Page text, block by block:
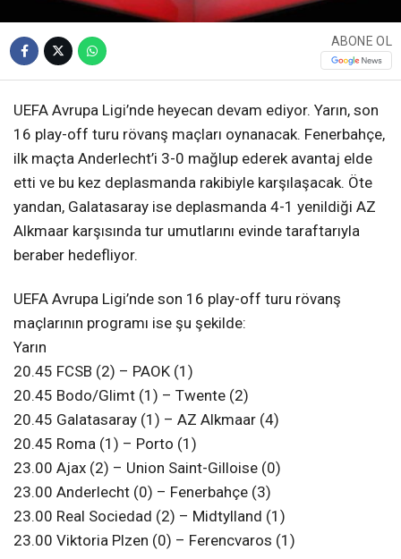
ABONE OL
UEFA Avrupa Ligi’nde heyecan devam ediyor. Yarın, son
16 play-off turu rövanş maçları oynanacak. Fenerbahçe,
ilk maçta Anderlecht’i 3-0 mağlup ederek avantaj elde
etti ve bu kez deplasmanda rakibiyle karşılaşacak. Öte
yandan, Galatasaray ise deplasmanda 4-1 yenildiği AZ
Alkmaar karşısında tur umutlarını evinde taraftarıyla
beraber hedefliyor.
UEFA Avrupa Ligi’nde son 16 play-off turu rövanş
maçlarının programı ise şu şekilde:
Yarın
20.45 FCSB (2) – PAOK (1)
20.45 Bodo/Glimt (1) – Twente (2)
20.45 Galatasaray (1) – AZ Alkmaar (4)
20.45 Roma (1) – Porto (1)
23.00 Ajax (2) – Union Saint-Gilloise (0)
23.00 Anderlecht (0) – Fenerbahçe (3)
23.00 Real Sociedad (2) – Midtylland (1)
23.00 Viktoria Plzen (0) – Ferencvaros (1)